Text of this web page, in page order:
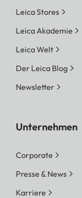
Leica Stores
Leica Akademie
Leica Welt
Der Leica Blog
Newsletter
Unternehmen
Corporate
Presse & News
Karriere